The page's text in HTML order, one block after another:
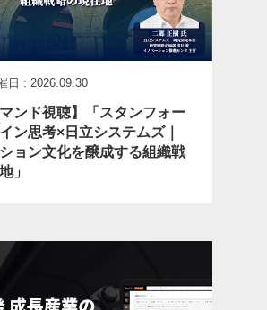
日 : 2026.09.30
マンド視聴】「スタンフォー
ン思考×日立システムズ｜
ョン文化を醸成する組織戦
」